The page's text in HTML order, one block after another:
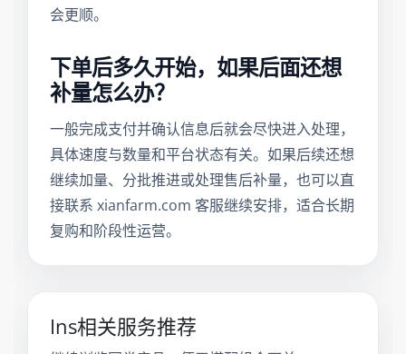
会更顺。
下单后多久开始，如果后面还想
补量怎么办？
一般完成支付并确认信息后就会尽快进入处理，
具体速度与数量和平台状态有关。如果后续还想
继续加量、分批推进或处理售后补量，也可以直
接联系 xianfarm.com 客服继续安排，适合长期
复购和阶段性运营。
Ins相关服务推荐